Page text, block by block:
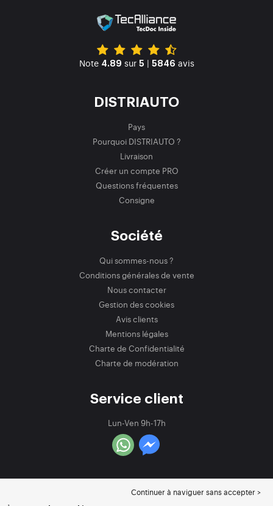
Note 4.89 sur 5 | 5846 avis
DISTRIAUTO
Pays
Pourquoi DISTRIAUTO ?
Livraison
Créer un compte PRO
Questions fréquentes
Consigne
Société
Qui sommes-nous ?
Conditions générales de vente
Nous contacter
Gestion des cookies
Avis clients
Mentions légales
Charte de Confidentialité
Charte de modération
Service client
Lun-Ven 9h-17h
Continuer à naviguer sans accepter >